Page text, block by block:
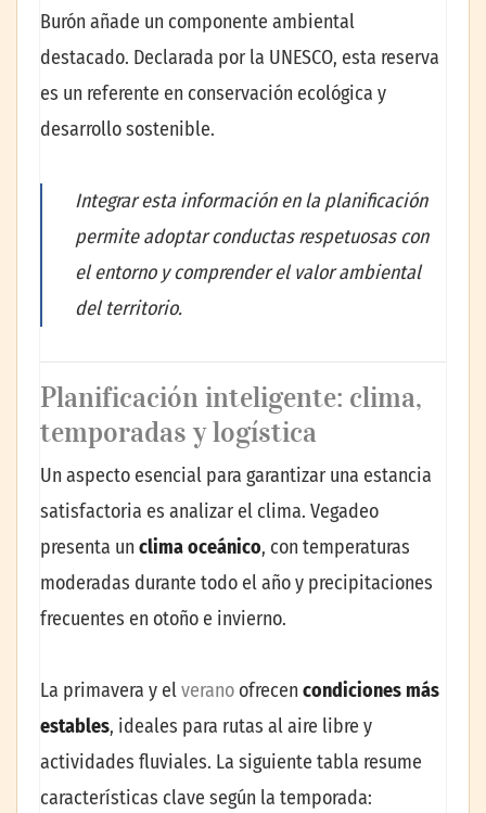
Burón añade un componente ambiental
destacado. Declarada por la UNESCO, esta reserva
es un referente en conservación ecológica y
desarrollo sostenible.
Integrar esta información en la planificación
permite adoptar conductas respetuosas con
el entorno y comprender el valor ambiental
del territorio.
Planificación inteligente: clima,
temporadas y logística
Un aspecto esencial para garantizar una estancia
satisfactoria es analizar el clima. Vegadeo
presenta un clima oceánico, con temperaturas
moderadas durante todo el año y precipitaciones
frecuentes en otoño e invierno.
La primavera y elverano ofrecen condiciones más
estables, ideales para rutas al aire libre y
actividades fluviales. La siguiente tabla resume
características clave según la temporada: